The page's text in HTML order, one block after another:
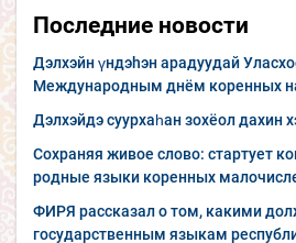
Последние новости
Дэлхэйн үндэhэн арадуудай
Международным днём коренных
Дэлхэйдэ суурхаһан зохёол дахин
Сохраняя живое слово: стартует
родные языки коренных
ФИРЯ рассказал о том, какими
государственным языкам